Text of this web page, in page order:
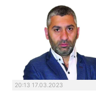
20:13 17.03.2023